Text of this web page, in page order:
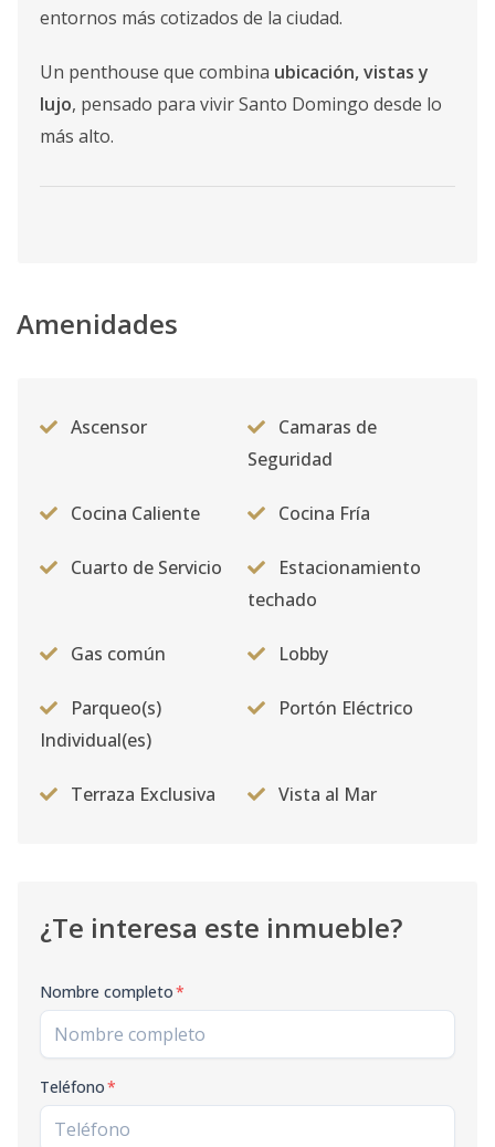
entornos más cotizados de la ciudad.
Un penthouse que combina ubicación, vistas y
lujo, pensado para vivir Santo Domingo desde lo
más alto.
Amenidades
Ascensor
Camaras de
Seguridad
Cocina Caliente Cocina Fría
Cuarto de Servicio
Estacionamiento
techado
Gas común Lobby
Parqueo(s)
Individual(es)
Portón Eléctrico
Terraza Exclusiva Vista al Mar
¿Te interesa este inmueble?
Nombre completo*
Teléfono*